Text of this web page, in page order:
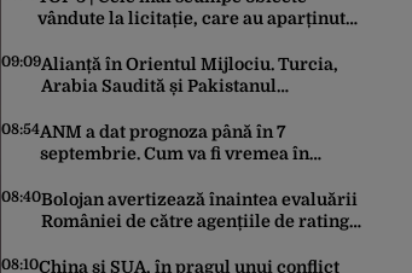
vândute la licitație, care au aparținut
09:09Alianță în Orientul Mijlociu. Turcia,
Arabia Saudită și Pakistanul
apărare
08:54ANM a dat prognoza până în 7
septembrie. Cum va fi vremea în
08:40Bolojan avertizează înaintea evaluării
României de către agențiile de rating:
baza acestor evaluări”
08:10China și SUA, în pragul unui conflict